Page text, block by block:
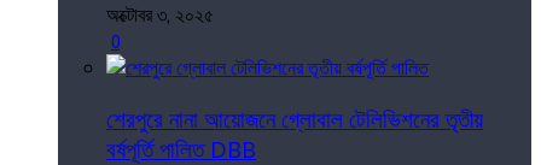
অক্টোবর ৩, ২০২৫
0
শেরপুরে নানা আয়োজনে গ্লোবাল টেলিভিশনের তৃতীয়
বর্ষপূর্তি পালিত DBB